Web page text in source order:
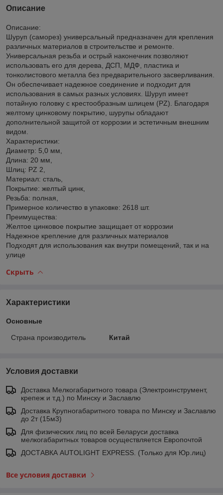
Описание
Описание:
Шуруп (саморез) универсальный предназначен для крепления
различных материалов в строительстве и ремонте.
Универсальная резьба и острый наконечник позволяют
использовать его для дерева, ДСП, МДФ, пластика и
тонколистового металла без предварительного засверливания.
Он обеспечивает надежное соединение и подходит для
использования в самых разных условиях. Шуруп имеет
потайную головку с крестообразным шлицем (PZ). Благодаря
желтому цинковому покрытию, шурупы обладают
дополнительной защитой от коррозии и эстетичным внешним
видом.
Характеристики:
Диаметр: 5,0 мм,
Длина: 20 мм,
Шлиц: PZ 2,
Материал: сталь,
Покрытие: желтый цинк,
Резьба: полная,
Примерное количество в упаковке: 2618 шт.
Преимущества:
Желтое цинковое покрытие защищает от коррозии
Надежное крепление для различных материалов
Подходят для использования как внутри помещений, так и на
улице
Скрыть
Характеристики
Основные
Страна производитель Китай
Условия доставки
Доставка Мелкогабаритного товара (Электроинструмент,
крепеж и т.д.) по Минску и Заславлю
Доставка Крупногабаритного товара по Минску и Заславлю
до 2т (15м3)
Для физических лиц по всей Беларуси доставка
мелкогабаритных товаров осуществляется Европочтой
ДОСТАВКА AUTOLIGHT EXPRESS. (Только для Юр.лиц)
Все условия доставки